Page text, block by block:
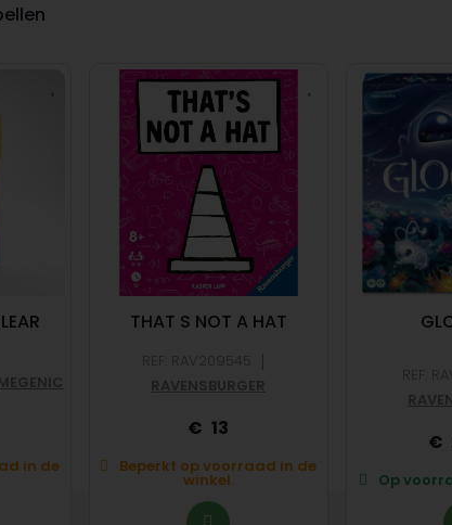
in de
THAT S NOT A HAT
REF: RAV209545 |
RAVENSBURGER
13
Beperkt op voorraad in de
winkel.
REF:
Op